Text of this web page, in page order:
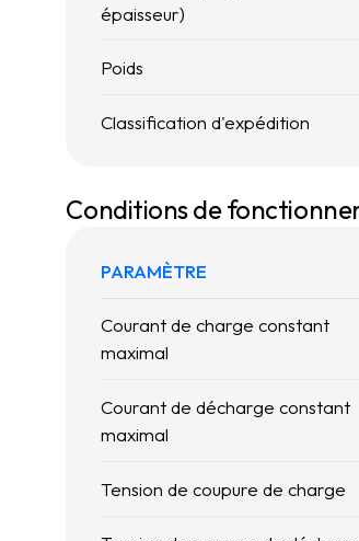
épaisseur)
Poids
Classification d'expédition
Conditions de
PARAMÈTRE
Courant de charge constant
maximal
Courant de décharge constant
maximal
Tension de coupure de charge